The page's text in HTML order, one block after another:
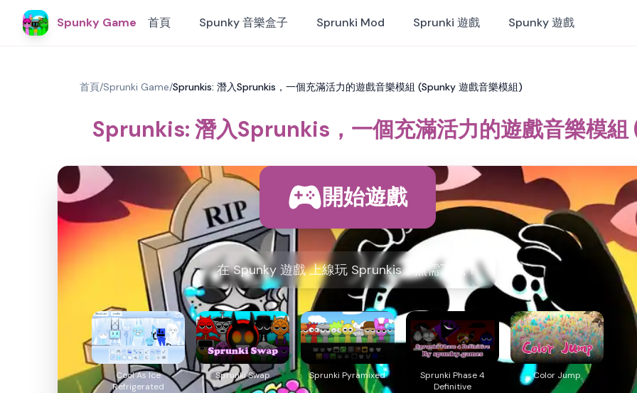
Spunky Game 首頁 Spunky 音樂盒子 Sprunki Mod Sprunki 遊戲 Spunky 遊戲
首頁/Sprunki Game/Sprunkis: 潛入Sprunkis，一個充滿活力的遊戲音樂模組 (Spunky 遊戲音樂模組)
Sprunkis: 潛入Sprunkis，一個充滿活力的遊戲音樂模
開始遊戲
在 Spunky 遊戲 上線玩 Sprunkis，無需下載！
Cool As Ice
Refrigerated
Sprunki Swap Sprunki Pyramixed
Sprunki Phase 4
Definitive
Color Jump